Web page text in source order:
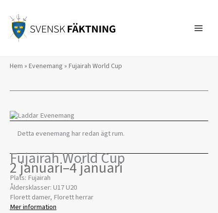
innehåll
Hem » Evenemang » Fujairah World Cup
Detta evenemang har redan ägt rum.
Fujairah World Cup
2 januari–4 januari
Plats: Fujairah
Åldersklasser: U17 U20
Florett damer, Florett herrar
Mer information